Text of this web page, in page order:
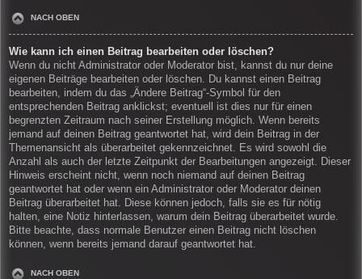
NACH OBEN
Wie kann ich einen Beitrag bearbeiten oder löschen?
Wenn du nicht Administrator oder Moderator bist, kannst du nur deine
eigenen Beiträge bearbeiten oder löschen. Du kannst einen Beitrag
bearbeiten, indem du das „Ändere Beitrag“-Symbol für den
entsprechenden Beitrag anklickst; eventuell ist dies nur für einen
begrenzten Zeitraum nach seiner Erstellung möglich. Wenn bereits
jemand auf deinen Beitrag geantwortet hat, wird dein Beitrag in der
Themenansicht als überarbeitet gekennzeichnet. Es wird sowohl die
Anzahl als auch der letzte Zeitpunkt der Bearbeitungen angezeigt. Dieser
Hinweis erscheint nicht, wenn noch niemand auf deinen Beitrag
geantwortet hat oder wenn ein Administrator oder Moderator deinen
Beitrag überarbeitet hat. Diese können jedoch, falls sie es für nötig
halten, eine Notiz hinterlassen, warum dein Beitrag überarbeitet wurde.
Bitte beachte, dass normale Benutzer einen Beitrag nicht löschen
können, wenn bereits jemand darauf geantwortet hat.
NACH OBEN